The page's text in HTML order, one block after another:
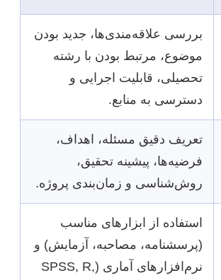
بررسی علاقه‌مندی‌ها، جدید بودن
موضوع، مرتبط بودن با رشته
تحصیلی، قابلیت اجرایی و
دسترسی به منابع.
تعریف دقیق مسئله، اهداف،
فرضیه‌ها، پیشینه تحقیق،
روش‌شناسی و زمان‌بندی پروژه.
استفاده از ابزارهای مناسب
(پرسشنامه، مصاحبه، آزمایش) و
نرم‌افزارهای آماری (SPSS, R,